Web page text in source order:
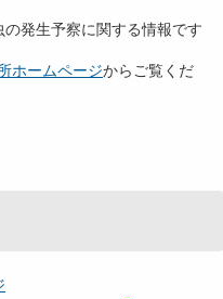
発生予察に関する情報です
ホームページからご覧くだ